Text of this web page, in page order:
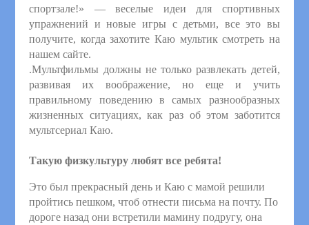
спортзале!» — веселые идеи для спортивных
упражнений и новые игры с детьми, все это вы
получите, когда захотите Каю мультик смотреть на
нашем сайте.
.Мультфильмы должны не только развлекать детей,
развивая их воображение, но еще и учить
правильному поведению в самых разнообразных
жизненных ситуациях, как раз об этом заботится
мультсериал Каю.
Такую физкультуру любят все ребята!
Это был прекрасный день и Каю с мамой решили
пройтись пешком, чтоб отнести письма на почту. По
дороге назад они встретили мамину подругу, она